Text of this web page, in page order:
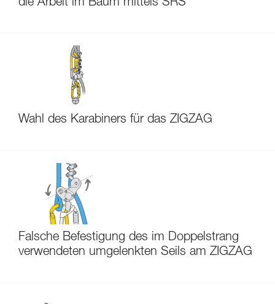
die Arbeit im Baum mittels SRS
Wahl des Karabiners für das ZIGZAG
Falsche Befestigung des im Doppelstrang
verwendeten umgelenkten Seils am ZIGZAG